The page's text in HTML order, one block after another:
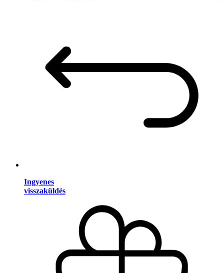
Ingyenes
visszaküldés